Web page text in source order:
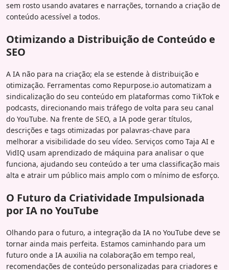
sem rosto usando avatares e narrações, tornando a criação de
conteúdo acessível a todos.
Otimizando a Distribuição de Conteúdo e
SEO
A IA não para na criação; ela se estende à distribuição e
otimização. Ferramentas como Repurpose.io automatizam a
sindicalização do seu conteúdo em plataformas como TikTok e
podcasts, direcionando mais tráfego de volta para seu canal
do YouTube. Na frente de SEO, a IA pode gerar títulos,
descrições e tags otimizadas por palavras-chave para
melhorar a visibilidade do seu vídeo. Serviços como Taja AI e
VidIQ usam aprendizado de máquina para analisar o que
funciona, ajudando seu conteúdo a ter uma classificação mais
alta e atrair um público mais amplo com o mínimo de esforço.
O Futuro da Criatividade Impulsionada
por IA no YouTube
Olhando para o futuro, a integração da IA no YouTube deve se
tornar ainda mais perfeita. Estamos caminhando para um
futuro onde a IA auxilia na colaboração em tempo real,
recomendações de conteúdo personalizadas para criadores e